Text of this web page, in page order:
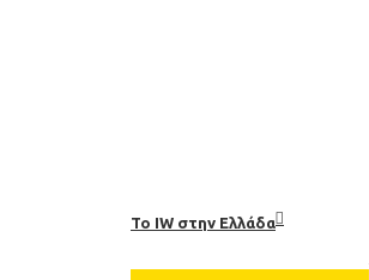
Το ΙW στην Ελλάδα